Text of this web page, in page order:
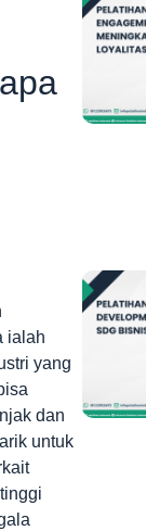
ialah
yang
dan
untuk